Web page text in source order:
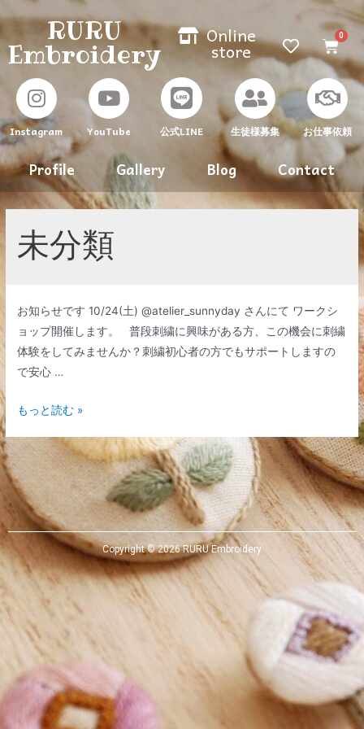
RURU
Embroidery
Online
store
Instagram YouTube 公式LINE 生徒様募集 お仕事依頼
Profile Gallery Blog Contact
未分類
お知らせです 10/24(土) @atelier_sunnyday さんにて ワークシ
ョップ開催します。 普段刺繍に興味がある方、この機会に刺繍
体験をしてみませんか？刺繍初心者の方でもサポートしますの
で安心 …
もっと読む »
Copyright © 2026 RURU Embroidery